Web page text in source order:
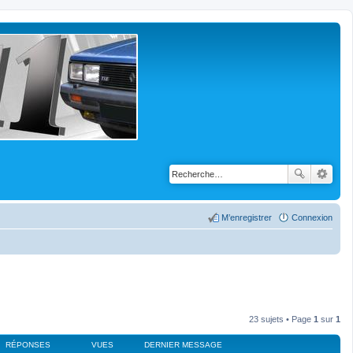
Connexion
M’enregistrer
23 sujets • Page 1 sur 1
RÉPONSES VUES DERNIER MESSAGE